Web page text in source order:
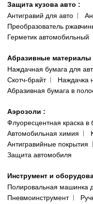
Защита кузова авто :
Антигравий для авто
Преобразователь
Герметик автомобильный
Абразивные материалы
Наждачная бумага для
Скотч-брайт
Наждачка
Абразивная бумага в
Аэрозоли :
Флуоресцентная краска в
Автомобильная химия
Антигравийные покрытия
Защита автомобиля
Инструмент и
Полировальная машинка
Пневмоинструмент